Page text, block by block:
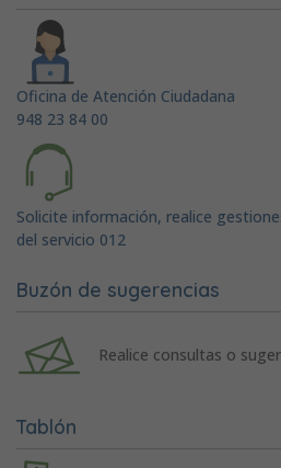
Oficina de Atención Ciudadana
948 23 84 00
Solicite información, realice
del servicio 012
Buzón de sugerencias
Realice consultas o
Tablón